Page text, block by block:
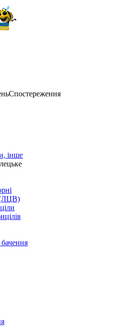
Спостереження
інше
(ЛЦВ)